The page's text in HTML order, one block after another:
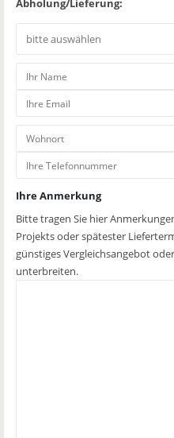
Abholung/Lieferung:
Ihre Anmerkung
Bitte tragen Sie hier
Projekts oder spätester
günstiges Vergleichsangebot
unterbreiten.